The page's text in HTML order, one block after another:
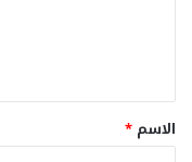
ق
*
الاسم *